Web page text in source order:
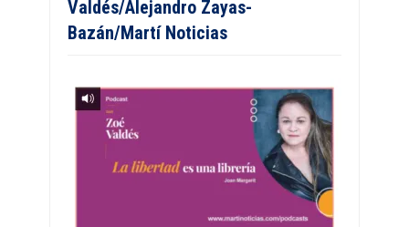
Valdés/Alejandro Zayas-
Bazán/Martí Noticias